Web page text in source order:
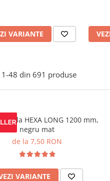
VARIANTE
1-48 din 691 produse
HEXA LONG 1200 mm,
negru mat
de la 7,50 RON
VARIANTE